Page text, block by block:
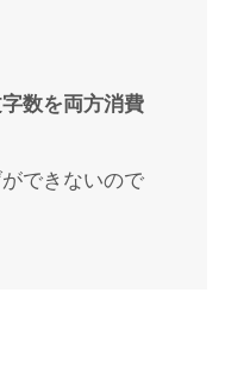
数を両方消費
できないので